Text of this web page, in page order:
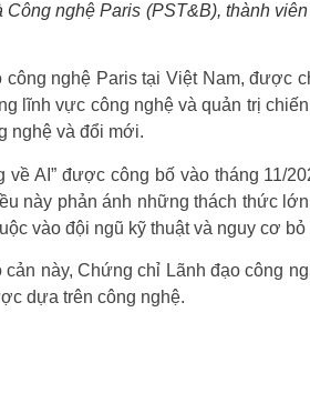
Công nghệ Paris (PST&B), thành
nghệ Paris tại Việt Nam, được
lĩnh vực công nghệ và quản trị
nghệ và đổi mới.
về AI” được công bố vào tháng 11/
này phản ánh những thách thức
vào đội ngũ kỹ thuật và nguy cơ
này, Chứng chỉ Lãnh đạo công
dựa trên công nghệ.